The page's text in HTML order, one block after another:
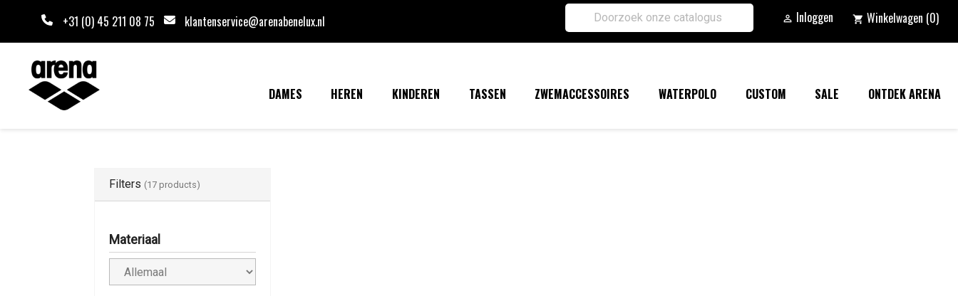
+31 (0) 45 211 08 75 klantenservice@arenabenelux.nl  Inloggen shopping_cart Winkelwagen (0)
DAMES HEREN KINDEREN TASSEN ZWEMACCESSOIRES WATERPOLO CUSTOM SALE ONTDEK ARENA
Filters (17 products)
Materiaal